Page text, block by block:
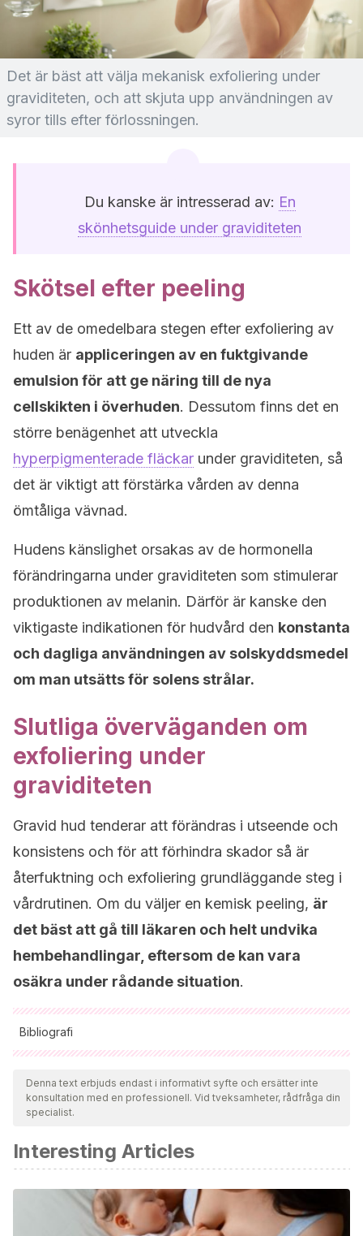
Det är bäst att välja mekanisk exfoliering under
graviditeten, och att skjuta upp användningen av
syror tills efter förlossningen.
Du kanske är intresserad av: En
skönhetsguide under graviditeten
Skötsel efter peeling
Ett av de omedelbara stegen efter exfoliering av
huden är appliceringen av en fuktgivande
emulsion för att ge näring till de nya
cellskikten i överhuden. Dessutom finns det en
större benägenhet att utveckla
hyperpigmenterade fläckar under graviditeten, så
det är viktigt att förstärka vården av denna
ömtåliga vävnad.
Hudens känslighet orsakas av de hormonella
förändringarna under graviditeten som stimulerar
produktionen av melanin. Därför är kanske den
viktigaste indikationen för hudvård den konstanta
och dagliga användningen av solskyddsmedel
om man utsätts för solens strålar.
Slutliga överväganden om
exfoliering under
graviditeten
Gravid hud tenderar att förändras i utseende och
konsistens och för att förhindra skador så är
återfuktning och exfoliering grundläggande steg i
vårdrutinen. Om du väljer en kemisk peeling, är
det bäst att gå till läkaren och helt undvika
hembehandlingar, eftersom de kan vara
osäkra under rådande situation.
Bibliografi
Samtliga citerade källor har granskats noggrant av vårt team
för att säkerställa deras kvalitet, tillförlitlighet, aktualitet och
giltighet. Bibliografin för denna artikel ansågs vara tillförlitlig
Bozzo P, Chua-Gocheco A, Einarson A. Safety of skin care
products during pregnancy. Can Fam Physician. 2011
Jun;57(6):665-7. PMID: 21673209; PMCID: PMC3114665.
Trivedi MK, Kroumpouzos G, Murase JE. A review of the
Denna text erbjuds endast i informativt syfte och ersätter inte
konsultation med en professionell. Vid tveksamheter, rådfråga din
specialist.
Interesting Articles